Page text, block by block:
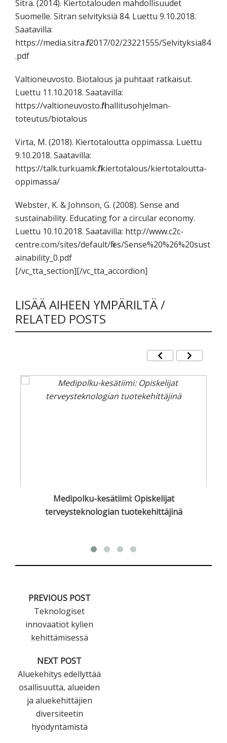
Sitra. (2014). Kiertotalouden mahdollisuudet
Suomelle. Sitran selvityksiä 84. Luettu 9.10.2018.
Saatavilla:
https://media.sitra.fi/2017/02/23221555/Selvityksia84
.pdf
Valtioneuvosto. Biotalous ja puhtaat ratkaisut.
Luettu 11.10.2018. Saatavilla:
https://valtioneuvosto.fi/hallitusohjelman-
toteutus/biotalous
Virta, M. (2018). Kiertotaloutta oppimassa. Luettu
9.10.2018. Saatavilla:
https://talk.turkuamk.fi/kiertotalous/kiertotaloutta-
oppimassa/
Webster, K. & Johnson, G. (2008). Sense and
sustainability. Educating for a circular economy.
Luettu 10.10.2018. Saatavilla: http://www.c2c-
centre.com/sites/default/files/Sense%20%26%20sust
ainability_0.pdf
[/vc_tta_section][/vc_tta_accordion]
LISÄÄ AIHEEN YMPÄRILTÄ /
RELATED POSTS
Medipolku-kesätiimi: Opiskelijat
terveysteknologian tuotekehittäjinä
PREVIOUS POST
Teknologiset
innovaatiot kylien
kehittämisessä
NEXT POST
Aluekehitys edellyttää
osallisuutta, alueiden
ja aluekehittäjien
diversiteetin
hyödyntämistä